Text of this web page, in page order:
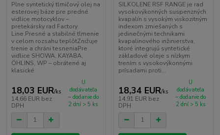
Plne syntetický tlmičový olej na
esterovej báze pre predné
vidlice motocyklov –
pretekársky rad Factory
Line.Presné a stabilné tlmenie
v celom rozsahu teplôtZnižuje
trenie a chráni tesneniaPre
vidlice SHOWA, KAYABA,
ÖHLINS, WP – obrátené aj
klasické
18,03 EUR/ks
14,66 EUR bez
DPH
U
dodávateľa
– dodanie do
2 dní > 5 ks
SILKOLENE RSF RANGE je rad
vysokovýkonných suspenzných
kvapalín s vysokým viskozitným
indexom zmiešaných s
jedinečnými technikami
kvapalinového inžinierstva,
ktoré integrujú syntetické
základové oleje s nízkym
trením s vysokovýkonnými
prísadami proti...
18,34 EUR/ks
14,91 EUR bez
DPH
U
dodávateľa
– dodanie do
2 dní > 5 ks